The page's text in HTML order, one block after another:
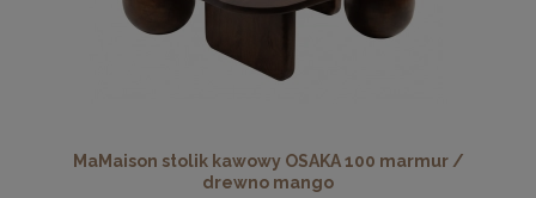
MaMaison stolik kawowy OSAKA 100 marmur /
drewno mango